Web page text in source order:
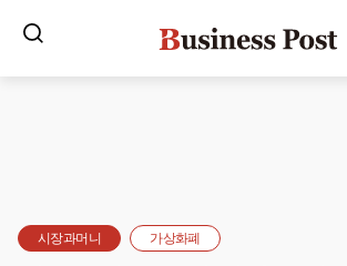
시장과머니 가상화폐